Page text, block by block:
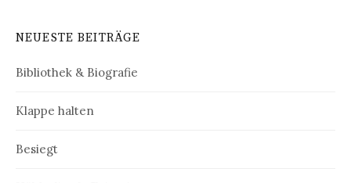
NEUESTE BEITRÄGE
Bibliothek & Biografie
Klappe halten
Besiegt